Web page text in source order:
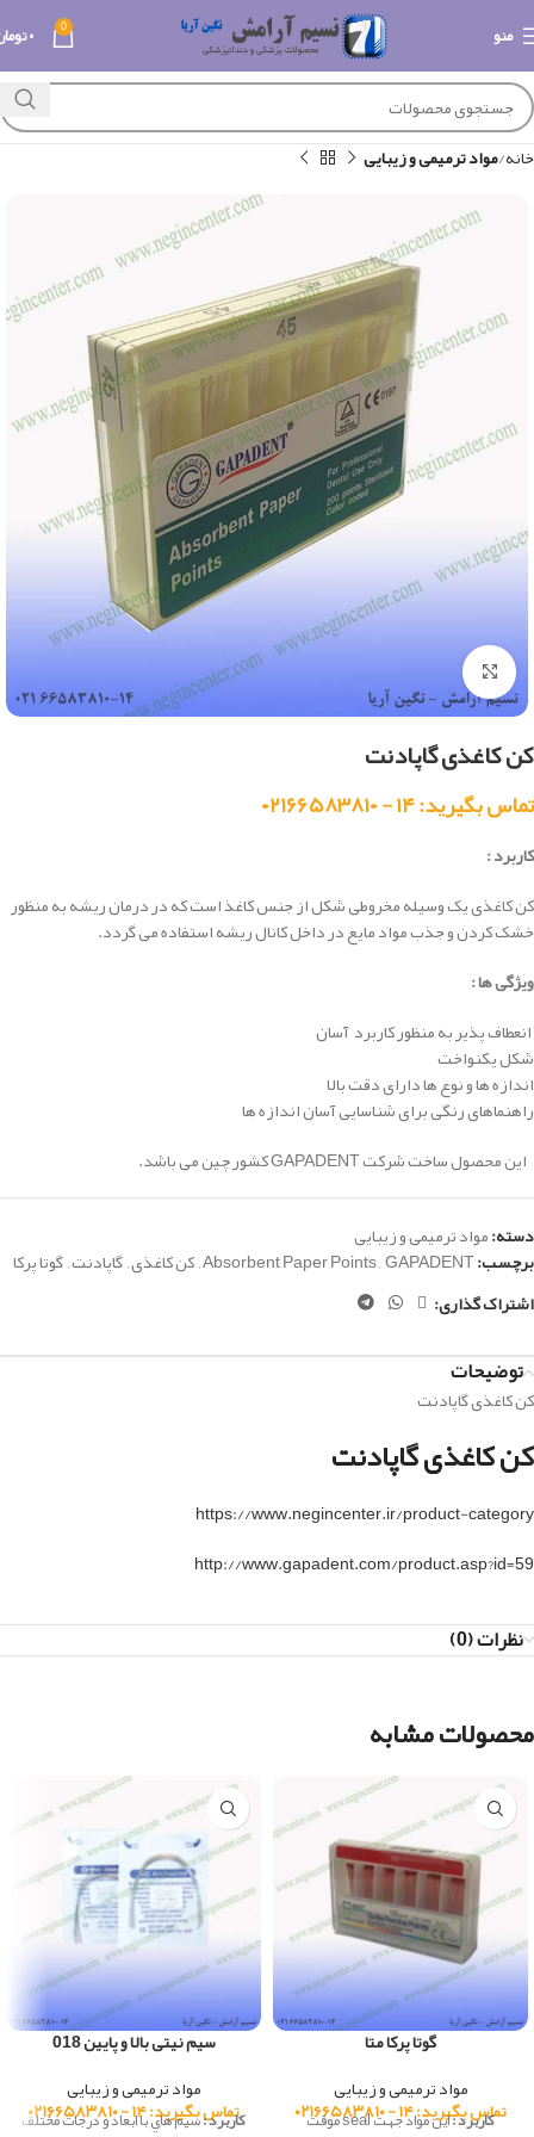
منو 0 ۰
خانه مواد ترمیمی و زیبایی
بزرگنمایی تصویر
کن کاغذی گاپادنت
تماس بگیرید: ۱۴ - ۰۲۱۶۶۵۸۳۸۱۰
کاربرد :
کن کاغذی یک وسیله مخروطی شکل از جنس کاغذ است که در درمان ریشه به منظور
خشک کردن و جذب مواد مایع در داخل کانال ریشه استفاده می گردد.
ویژگی ها :
انعطاف پذیر به منظور کاربرد آسان
شکل یکنواخت
اندازه ها و نوع ها دارای دقت بالا
راهنماهای رنگی برای شناسایی آسان اندازه ها
این محصول ساخت شرکت GAPADENT کشور چین می باشد.
دسته:مواد ترمیمی و زیبایی
برچسب: Absorbent Paper Points,GAPADENT
,کن کاغذی,گاپادنت,گوتا پرکا
اشتراک گذاری:
توضیحات
کن کاغذی گاپادنت
کن کاغذی گاپادنت
https://www.negincenter.ir/product-category
http://www.gapadent.com/product.asp?id=59
نظرات (0)
محصولات مشابه
گوتا پرکا متا
مواد ترمیمی و زیبایی
تماس بگیرید: ۱۴ - ۰۲۱۶۶۵۸۳۸۱۰
کاربرد :
اين مواد جهت seal موقت
سیم نیتی بالا و پایین 018
مواد ترمیمی و زیبایی
تماس بگیرید: ۱۴ - ۰۲۱۶۶۵۸۳۸۱۰
کاربرد :سيم هاي با ابعاد و درجات مختلف